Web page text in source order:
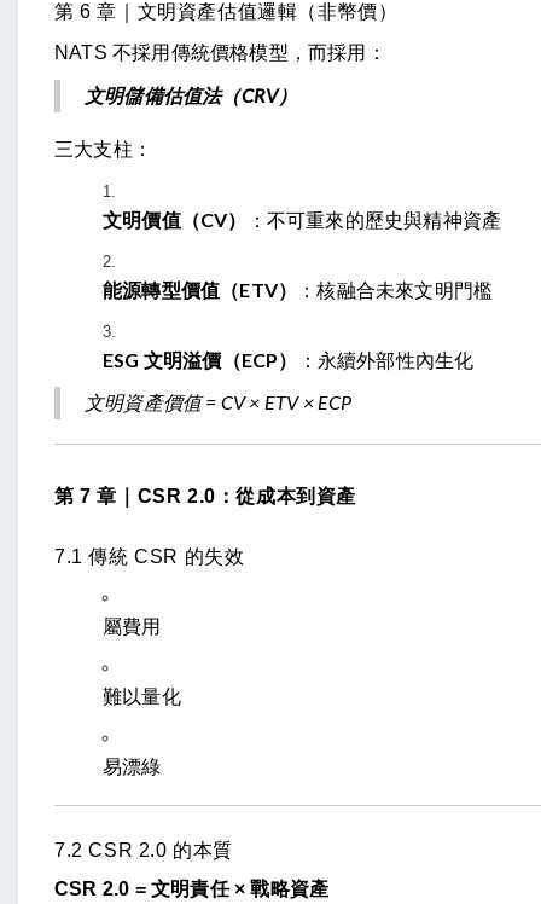
第 6 章｜文明資產估值邏輯（非幣價）
NATS 不採用傳統價格模型，而採用：
文明儲備估值法（CRV）
三大支柱：
文明價值（CV） ：不可重來的歷史與精神資產
能源轉型價值（ETV） ：核融合未來文明門檻
ESG 文明溢價（ECP）
：永續外部性內生化
文明資產價值 = CV × ETV × ECP
第 7 章｜CSR 2.0：從成本到資產
7.1 傳統 CSR 的失效
屬費用
難以量化
易漂綠
7.2 CSR 2.0 的本質
CSR 2.0 = 文明責任 × 戰略資產